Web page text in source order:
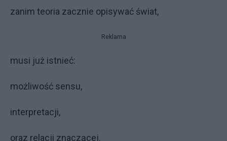
zanim teoria zacznie opisywać świat,
Reklama
musi już istnieć:
możliwość sensu,
interpretacji,
oraz relacji znaczącej.